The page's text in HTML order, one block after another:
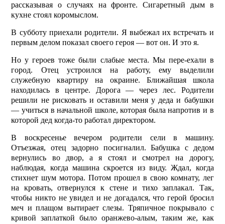
рассказывая о случаях на фронте. Сигаретный дым в
кухне стоял коромыслом.
В субботу приехали родители. Я выбежал их встречать и
первым делом показал своего героя — вот он. И это я.
Но у героев тоже были слабые места. Мы пере-ехали в
город. Отец устроился на работу, ему выделили
служебную квартиру на окраине. Ближайшая школа
находилась в центре. Дорога — через лес. Родители
решили не рисковать и оставили меня у деда и бабушки
— учиться в начальной школе, которая была напротив и в
которой дед когда-то работал директором.
В воскресенье вечером родители сели в машину.
Отъезжая, отец задорно посигналил. Бабушка с дедом
вернулись во двор, а я стоял и смотрел на дорогу,
наблюдая, когда машина скроется из виду. Ждал, когда
стихнет шум мотора. Потом прошел в свою комнату, лег
на кровать, отвернулся к стене и тихо заплакал. Так,
чтобы никто не увидел и не догадался, что герой бросил
меч и плащом вытирает слезы. Тряпичное покрывало с
кривой заплаткой было оранжево-алым, таким же, как